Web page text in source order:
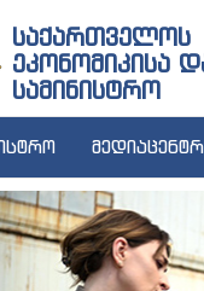
საქართველოს
ეკონომიკისა
სამინისტრო